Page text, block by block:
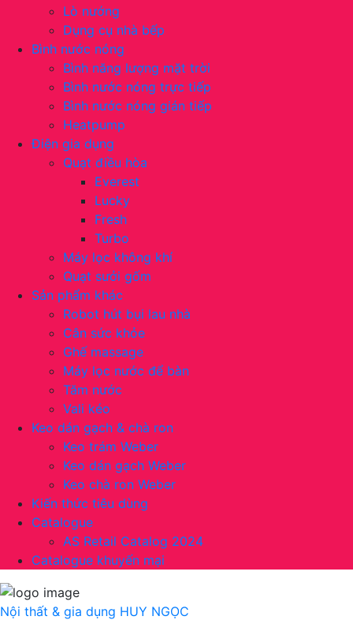
Lò nướng
Dụng cụ nhà bếp
Bình nước nóng
Bình năng lượng mặt trời
Bình nước nóng trực tiếp
Bình nước nóng gián tiếp
Heatpump
Điện gia dụng
Quạt điều hòa
Everest
Lucky
Fresh
Turbo
Máy lọc không khí
Quạt sưởi gốm
Sản phẩm khác
Robot hút bụi lau nhà
Cân sức khỏe
Ghế massage
Máy lọc nước để bàn
Tăm nước
Vali kéo
Keo dán gạch & chà ron
Keo trám Weber
Keo dán gạch Weber
Keo chà ron Weber
Kiến thức tiêu dùng
Catalogue
AS Retail Catalog 2024
Catalogue khuyến mại
Nội thất & gia dụng HUY NGỌC